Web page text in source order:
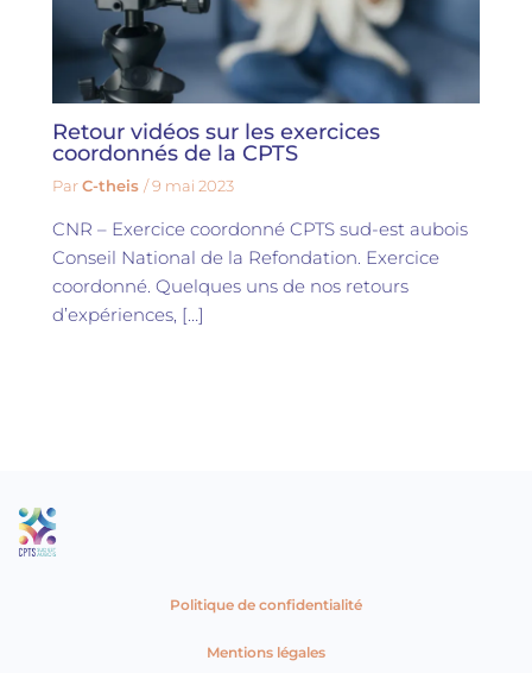
Retour vidéos sur les exercices
coordonnés de la CPTS
ParC-theis/9 mai 2023
CNR – Exercice coordonné CPTS sud-est aubois
Conseil National de la Refondation. Exercice
coordonné. Quelques uns de nos retours
d’expériences, […]
Politique de confidentialité
Mentions légales